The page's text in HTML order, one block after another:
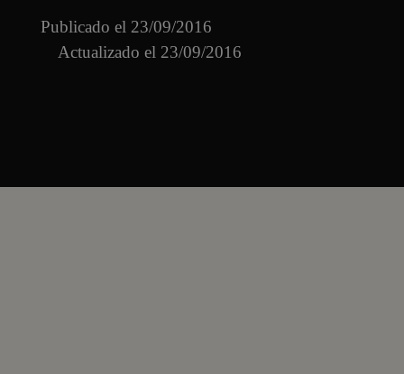
Publicado el 23/09/2016
Actualizado el 23/09/2016